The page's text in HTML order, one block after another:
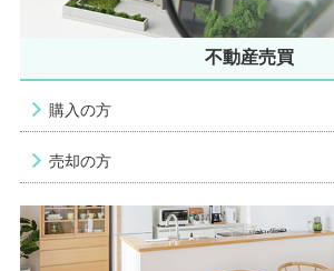
不動産売買
購入の方
売却の方